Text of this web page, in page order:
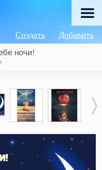
Добавить
Создать
ночи!